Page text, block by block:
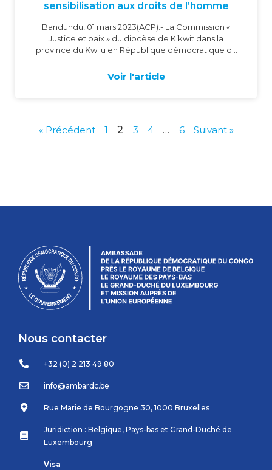
sensibilisation aux droits de l’homme
Bandundu, 01 mars 2023(ACP).- La Commission «
Justice et paix » du diocèse de Kikwit dans la
province du Kwilu en République démocratique du
Deaoconat »...
Voir l'article
« Précédent 1 2 3 4 … 6 Suivant »
Nous contacter
+32 (0) 2 213 49 80
info@ambardc.be
Rue Marie de Bourgogne 30, 1000 Bruxelles
Juridiction : Belgique, Pays-bas et Grand-Duché de
Luxembourg
Visa